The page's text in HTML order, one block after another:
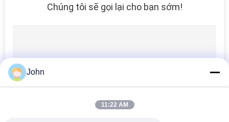
Chúng tôi sẽ gọi lại cho bạn sớm!
John
11:22 AM